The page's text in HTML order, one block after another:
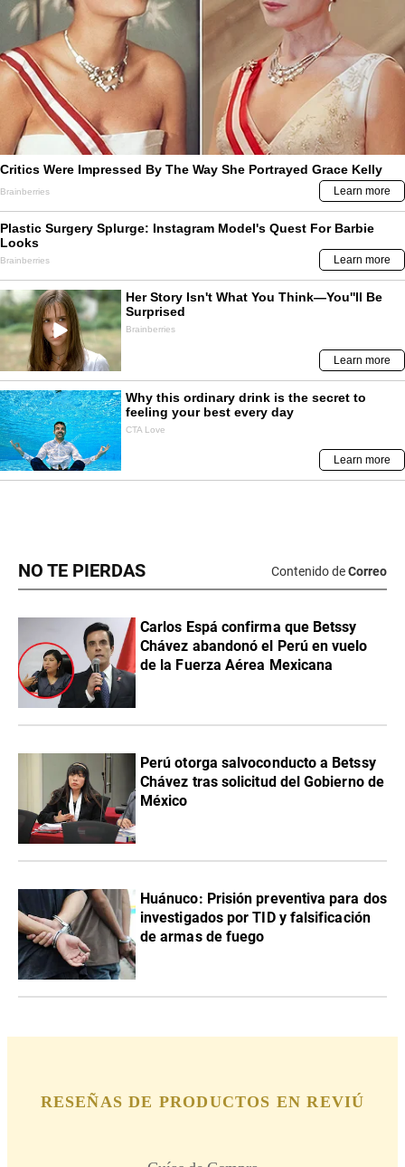
NO TE PIERDAS Contenido deCorreo
Carlos Espá confirma que Betssy
Chávez abandonó el Perú en vuelo
de la Fuerza Aérea Mexicana
Perú otorga salvoconducto a Betssy
Chávez tras solicitud del Gobierno de
México
Huánuco: Prisión preventiva para dos
investigados por TID y falsificación
de armas de fuego